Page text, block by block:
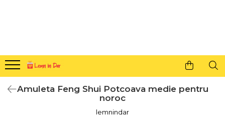
Agende din lemn
Agende 10x10
Semne de carte
Amuleta Feng Shui Potcoava medie pentru
noroc
lemnindar